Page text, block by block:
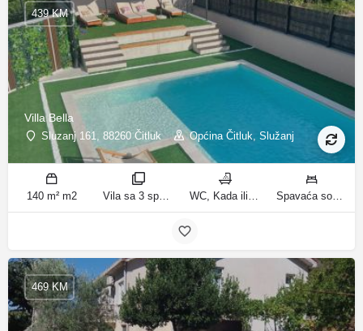
Villa Bella
Sluzanj 161, 88260 Čitluk Općina Čitluk, Služanj
439 KM
140 m² m2
469 KM